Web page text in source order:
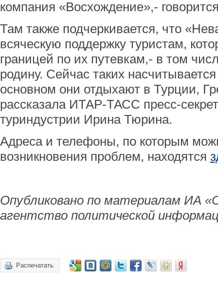
компания «Восхождение»,-
Там также подчеркивается, что
всяческую поддержку туристам,
границей по их путевкам,- в том
родину. Сейчас таких
основном они отдыхают в Турции,
рассказала ИТАР-ТАСС пресс-
туриндустрии Ирина Тюрина.
Адреса и телефоны, по которым
возникновения проблем, находятся
Опубликовано по материалам ИА
агентство политической
Распечатать